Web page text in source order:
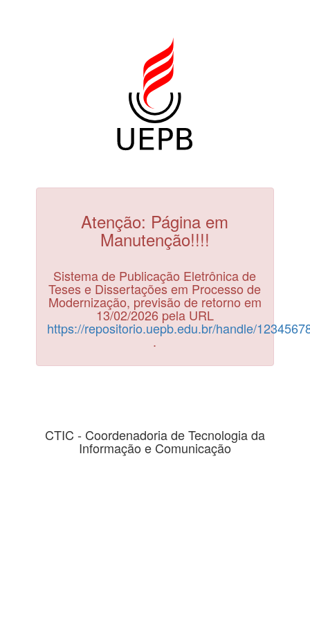
Atenção: Página em
Manutenção!!!!
Sistema de Publicação Eletrônica de
Teses e Dissertações em Processo de
Modernização, previsão de retorno em
13/02/2026 pela URL
https://repositorio.uepb.edu.br/handle/
.
CTIC - Coordenadoria de Tecnologia da
Informação e Comunicação